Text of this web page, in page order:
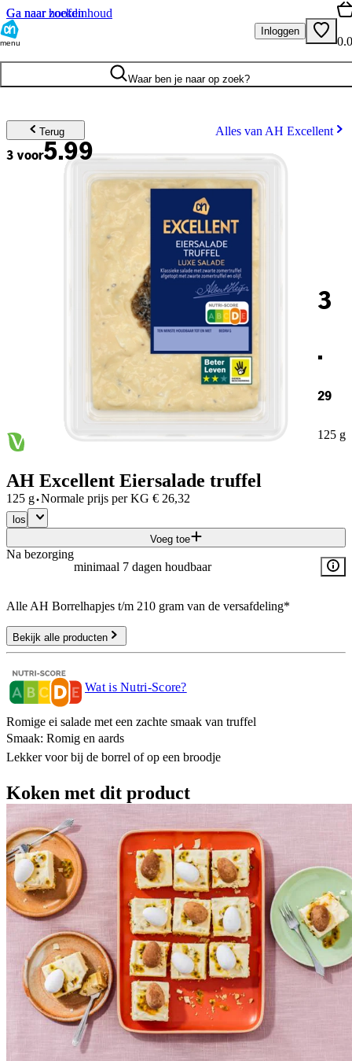
Ga naar hoofdinhoud
Ga naar zoeken
menu
Inloggen
Waar ben je naar op zoek?
Terug Alles van AH Excellent
3 voor5.99
3
.
29
125 g
AH Excellent Eiersalade truffel
125 g·Normale prijs per KG € 26,32
los
Voeg toe
Na bezorging
minimaal 7 dagen houdbaar
Alle AH Borrelhapjes t/m 210 gram van de versafdeling*
Bekijk alle producten
Wat is Nutri-Score?
Romige ei salade met een zachte smaak van truffel
Smaak: Romig en aards
Lekker voor bij de borrel of op een broodje
Koken met dit product